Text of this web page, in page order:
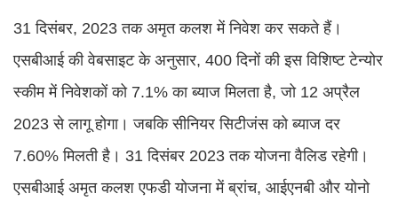
31 दिसंबर, 2023 तक अमृत कलश में निवेश कर सकते हैं।
एसबीआई की वेबसाइट के अनुसार, 400 दिनों की इस विशिष्ट टेन्योर
स्कीम में निवेशकों को 7.1% का ब्याज मिलता है, जो 12 अप्रैल
2023 से लागू होगा। जबकि सीनियर सिटीजंस को ब्याज दर
7.60% मिलती है। 31 दिसंबर 2023 तक योजना वैलिड रहेगी।
एसबीआई अमृत कलश एफडी योजना में ब्रांच, आईएनबी और योनो